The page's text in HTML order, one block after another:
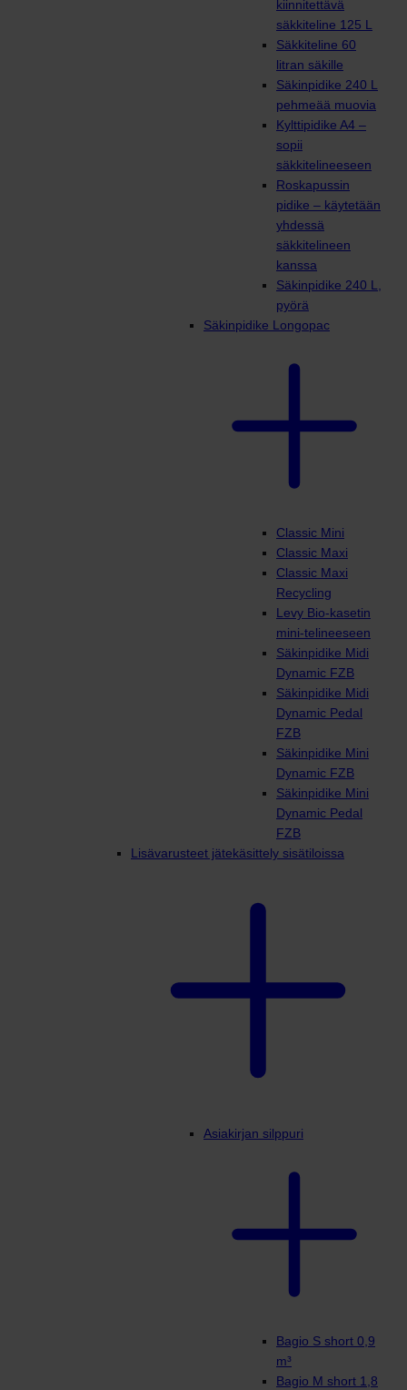
kiinnitettävä
säkkiteline 125 L
Säkkiteline 60
litran säkille
Säkinpidike 240 L
pehmeää muovia
Kylttipidike A4 –
sopii
säkkitelineeseen
Roskapussin
pidike – käytetään
yhdessä
säkkitelineen
kanssa
Säkinpidike 240 L,
pyörä
Säkinpidike Longopac
Classic Mini
Classic Maxi
Classic Maxi
Recycling
Levy Bio-kasetin
mini-telineeseen
Säkinpidike Midi
Dynamic FZB
Säkinpidike Midi
Dynamic Pedal
FZB
Säkinpidike Mini
Dynamic FZB
Säkinpidike Mini
Dynamic Pedal
FZB
Lisävarusteet jätekäsittely sisätiloissa
Asiakirjan silppuri
Bagio S short 0,9
m³
Bagio M short 1,8